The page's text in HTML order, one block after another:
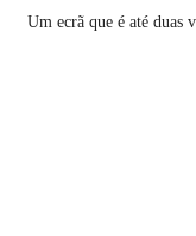
Um ecrã que é até duas